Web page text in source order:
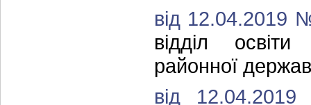
від 12.04.2019
відділ
районної
від